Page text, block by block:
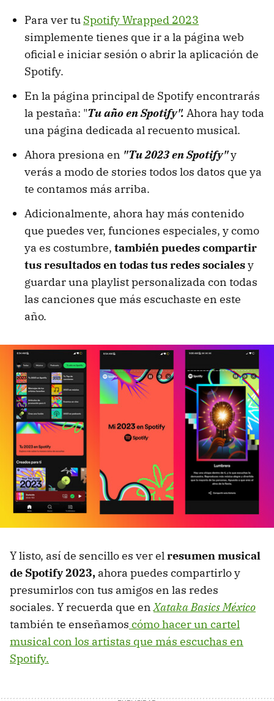
Para ver tu Spotify Wrapped 2023
simplemente tienes que ir a la página web
oficial e iniciar sesión o abrir la aplicación de
Spotify.
En la página principal de Spotify encontrarás
la pestaña: "Tu año en Spotify". Ahora hay toda
una página dedicada al recuento musical.
Ahora presiona en "Tu 2023 en Spotify"y
verás a modo de stories todos los datos que ya
te contamos más arriba.
Adicionalmente, ahora hay más contenido
que puedes ver, funciones especiales, y como
ya es costumbre, también puedes compartir
tus resultados en todas tus redes socialesy
guardar una playlist personalizada con todas
las canciones que más escuchaste en este
año.
Y listo, así de sencillo es ver elresumen musical
de Spotify 2023, ahora puedes compartirlo y
presumirlos con tus amigos en las redes
sociales. Y recuerda que enXataka Basics México
también te enseñamos cómo hacer un cartel
musical con los artistas que más escuchas en
Spotify.